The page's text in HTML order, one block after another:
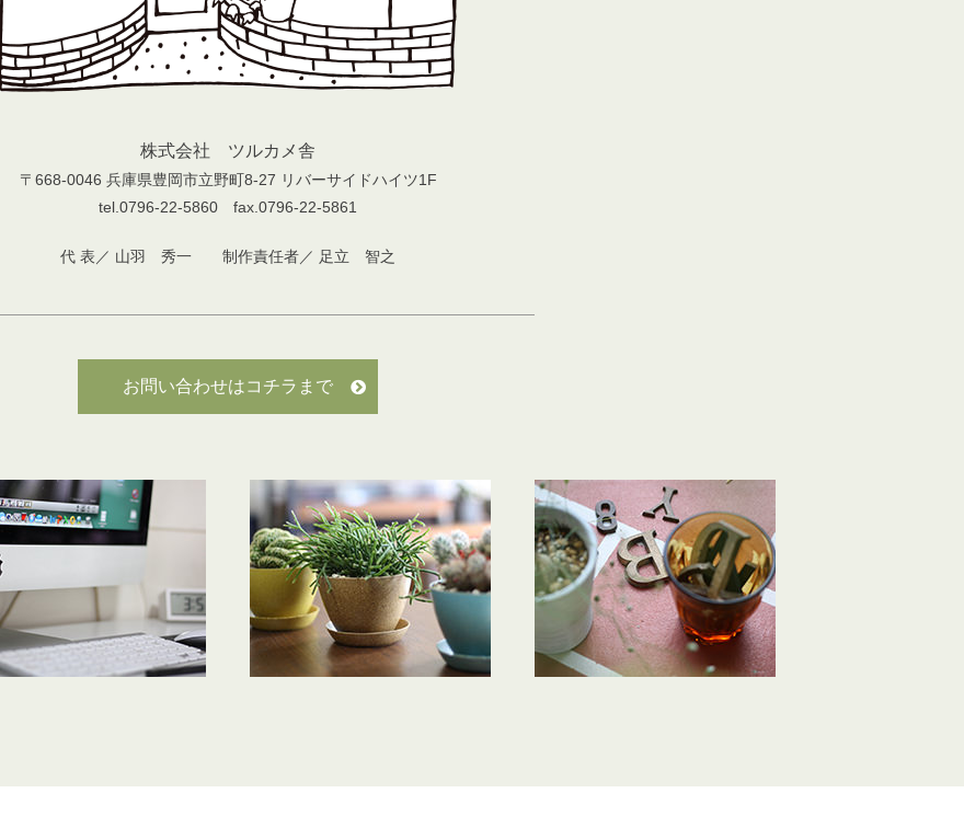
株式会社 ツルカメ舎
〒668-0046 兵庫県豊岡市立野町8-27 リバーサイドハイツ1F
tel.0796-22-5860 fax.0796-22-5861
代 表／ 山羽 秀一 制作責任者／ 足立 智之
お問い合わせはコチラまで